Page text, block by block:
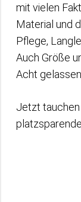
mit vielen
Material und
Pflege,
Auch Größe
Acht
Jetzt